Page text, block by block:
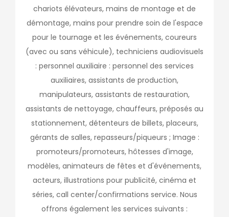
chariots élévateurs, mains de montage et de
démontage, mains pour prendre soin de l'espace
pour le tournage et les événements, coureurs
(avec ou sans véhicule), techniciens audiovisuels
: personnel auxiliaire : personnel des services
auxiliaires, assistants de production,
manipulateurs, assistants de restauration,
assistants de nettoyage, chauffeurs, préposés au
stationnement, détenteurs de billets, placeurs,
gérants de salles, repasseurs/piqueurs ; Image :
promoteurs/promoteurs, hôtesses d'image,
modèles, animateurs de fêtes et d'événements,
acteurs, illustrations pour publicité, cinéma et
séries, call center/confirmations service. Nous
offrons également les services suivants :